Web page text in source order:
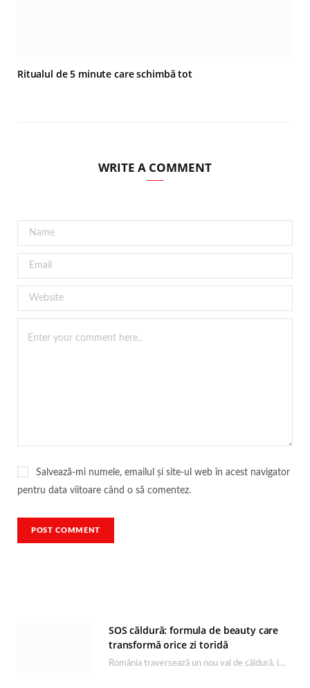
Ritualul de 5 minute care schimbă tot
WRITE A COMMENT
Salvează-mi numele, emailul și site-ul web în acest navigator
pentru data viitoare când o să comentez.
SOS căldură: formula de beauty care
transformă orice zi toridă
România traversează un nou val de căldură, iar rutina de îngrijire capătă un rol esențial…